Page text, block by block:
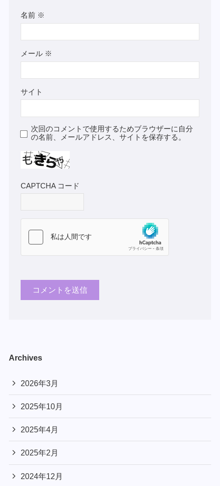
名前 ※
メール ※
サイト
次回のコメントで使用するためブラウザーに自分
の名前、メールアドレス、サイトを保存する。
CAPTCHA コード
Archives
2026年3月
2025年10月
2025年4月
2025年2月
2024年12月